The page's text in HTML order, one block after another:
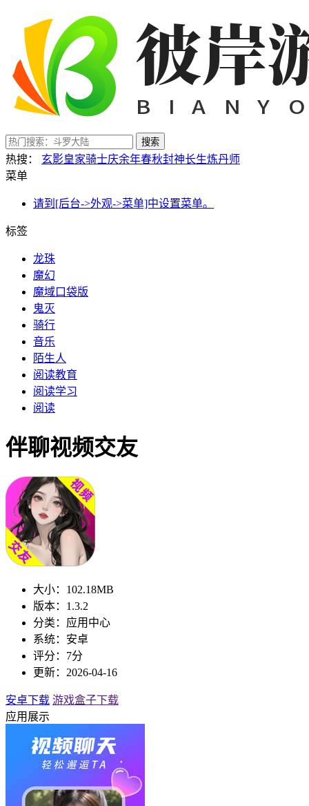
搜索
热搜： 玄影皇家骑士庆余年春秋封神长生炼丹师
菜单
请到[后台->外观->菜单]中设置菜单。
标签
龙珠
魔幻
魔域口袋版
鬼灭
骑行
音乐
陌生人
阅读教育
阅读学习
阅读
伴聊视频交友
大小：102.18MB
版本：1.3.2
分类：应用中心
系统：安卓
评分：7分
更新：2026-04-16
安卓下载 游戏盒子下载
应用展示